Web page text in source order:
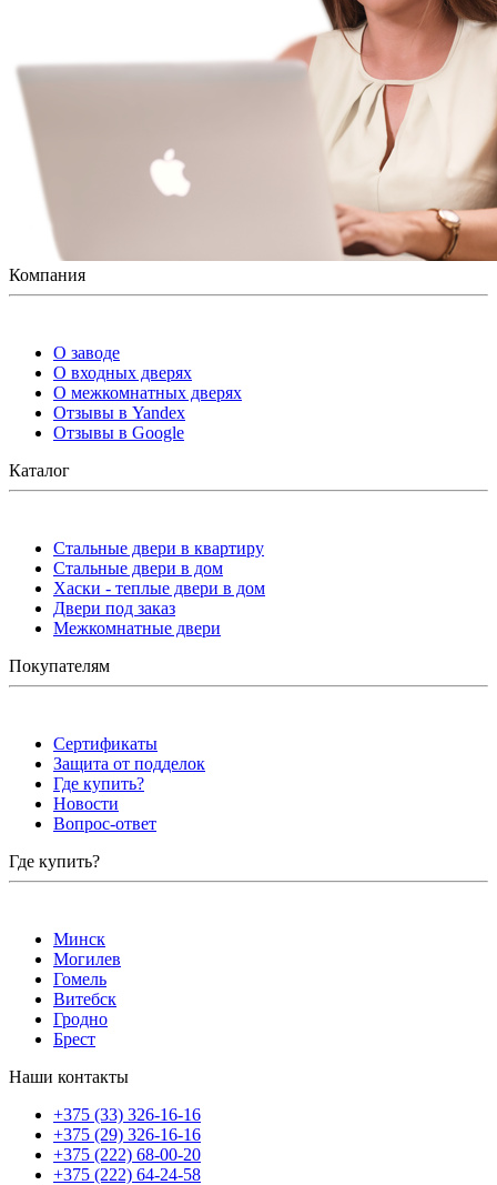
Компания
О заводе
О входных дверях
О межкомнатных дверях
Отзывы в Yandex
Отзывы в Google
Каталог
Стальные двери в квартиру
Стальные двери в дом
Хаски - теплые двери в дом
Двери под заказ
Межкомнатные двери
Покупателям
Сертификаты
Защита от подделок
Где купить?
Новости
Вопрос-ответ
Где купить?
Минск
Могилев
Гомель
Витебск
Гродно
Брест
Наши контакты
+375 (33) 326-16-16
+375 (29) 326-16-16
+375 (222) 68-00-20
+375 (222) 64-24-58